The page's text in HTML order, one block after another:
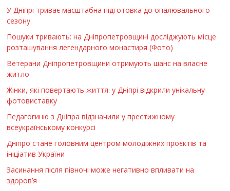
У Дніпрі триває масштабна підготовка до опалювального
сезону
Пошуки тривають: на Дніпропетровщині досліджують місце
розташування легендарного монастиря (Фото)
Ветерани Дніпропетровщини отримують шанс на власне
житло
Жінки, які повертають життя: у Дніпрі відкрили унікальну
фотовиставку
Педагогиню з Дніпра відзначили у престижному
всеукраїнському конкурсі
Дніпро стане головним центром молодіжних проєктів та
ініціатив України
Засинання після півночі може негативно впливати на
здоров’я